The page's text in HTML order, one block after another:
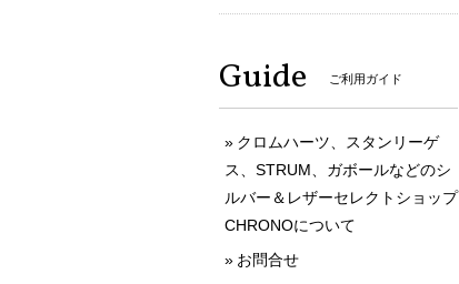
Guide ご利用ガイド
クロムハーツ、スタンリーゲ
ス、STRUM、ガボールなどのシ
ルバー＆レザーセレクトショップ
CHRONOについて
お問合せ